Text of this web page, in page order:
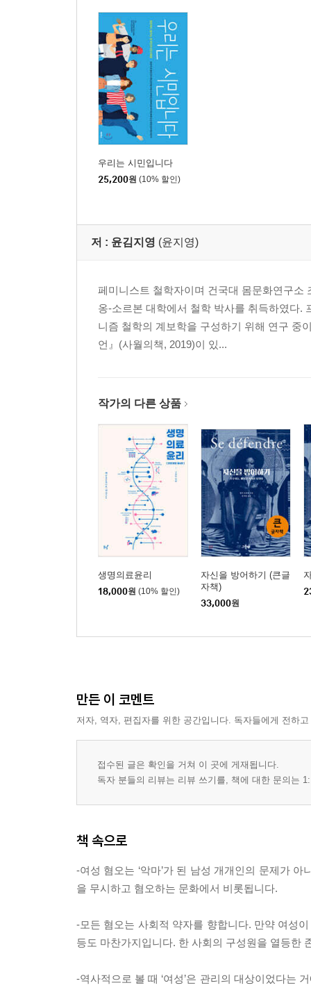
우리는 시민입니다
25,200원 (10% 할인)
저 : 윤김지영 (윤지영)
페미니스트 철학자이며 건국대 몸문화연구소
옹-소르본 대학에서 철학 박사를 취득하였다.
니즘 철학의 계보학을 구성하기 위해 연구 중
언』(사월의책, 2019)이 있...
작가의 다른 상품
생명의료윤리
18,000원 (10% 할인)
자신을 방어하기 (큰글
자책)
33,000원
만든 이 코멘트
저자, 역자, 편집자를 위한 공간입니다. 독자들에게 전하
접수된 글은 확인을 거쳐 이 곳에 게재됩니다.
독자 분들의 리뷰는 리뷰 쓰기를, 책에 대한 문의는
책 속으로
-여성 혐오는 ‘악마’가 된 남성 개개인의 문제가
을 무시하고 혐오하는 문화에서 비롯됩니다.
-모든 혐오는 사회적 약자를 향합니다. 만약 여성
등도 마찬가지입니다. 한 사회의 구성원을 열등한
-역사적으로 볼 때 ‘여성’은 관리의 대상이었다는